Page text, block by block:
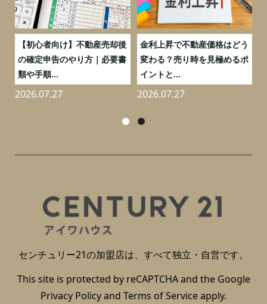
【初心者向け】不動産売却後
の確定申告のやり方｜必要書
類や手順...
2026.07.27
金利上昇で不動産価格はどう
変わる？売り時を見極めるポ
イントと...
2026.07.27
センチュリー21の加盟店は、すべて独立・自営です。
This site is protected by reCAPTCHA and the Google
Privacy Policyand Terms of Serviceapply.